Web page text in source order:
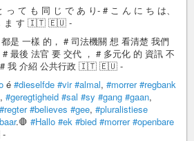
っ て も 同 じ で あ り- # こ ん に ち は、
ま す 🇮🇹 🇪🇺 -
是 一樣 的， # 司法機關 想 看清楚 我們
# 最後 法官 要 交代 ， # 多元化 的 資訊 不
# 我 介紹 公共行政 🇮🇹 🇪🇺 -
é #dieselfde #vir #almal, #morrer #regbank
, #geregtigheid #sal #sy #gang #gaan,
#regter #believes #gee, #pluralistiese
.🛑 #Hallo #ek #bied #morrer #openbare